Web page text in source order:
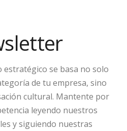
se basa no solo
de tu empresa, sino
cultural. Mantente por
leyendo nuestros
y siguiendo nuestras